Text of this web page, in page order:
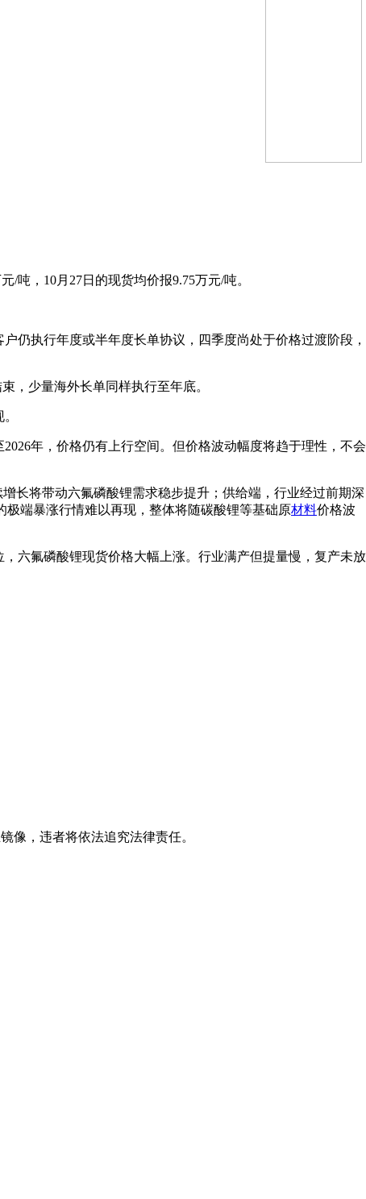
吨，10月27日的现货均价报9.75万元/吨。
仍执行年度或半年度长单协议，四季度尚处于价格过渡阶段，
，少量海外长单同样执行至年底。
年，价格仍有上行空间。但价格波动幅度将趋于理性，不会
长将带动六氟磷酸锂需求稳步提升；供给端，行业经过前期深
极端暴涨行情难以再现，整体将随碳酸锂等基础原材料价格波
六氟磷酸锂现货价格大幅上涨。行业满产但提量慢，复产未放
像，违者将依法追究法律责任。